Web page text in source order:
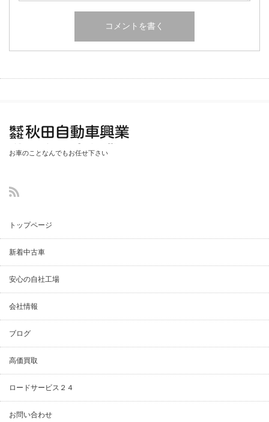
秋田自動車興業
鈑金塗装修理)
お車のことなんでもお任せ下さい
トップページ
新着中古車
安心の自社工場
会社情報
ブログ
高価買取
ロードサービス２４
お問い合わせ